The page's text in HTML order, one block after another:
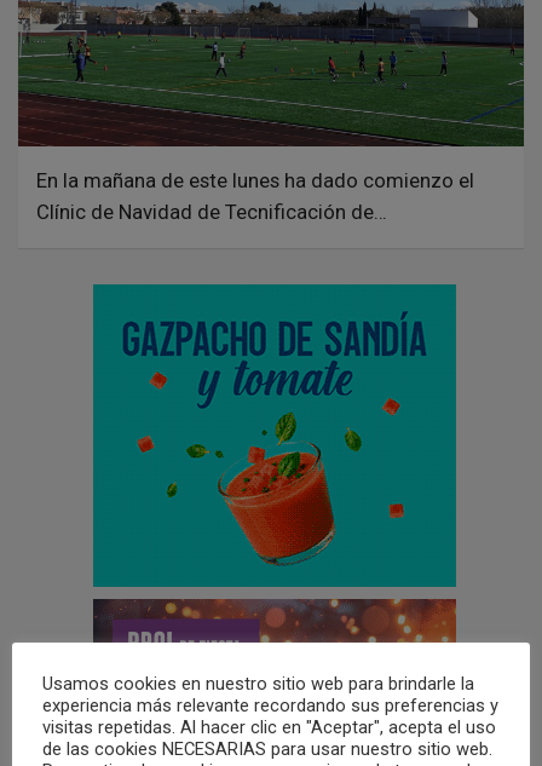
En la mañana de este lunes ha dado comienzo el
Clínic de Navidad de Tecnificación de…
Usamos cookies en nuestro sitio web para brindarle la
experiencia más relevante recordando sus preferencias y
visitas repetidas. Al hacer clic en "Aceptar", acepta el uso
de las cookies NECESARIAS para usar nuestro sitio web.